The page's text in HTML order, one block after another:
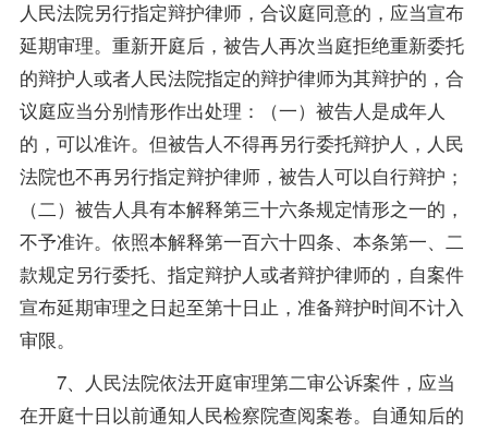
人民法院另行指定辩护律师，合议庭同意的，应当宣布
延期审理。重新开庭后，被告人再次当庭拒绝重新委托
的辩护人或者人民法院指定的辩护律师为其辩护的，合
议庭应当分别情形作出处理：（一）被告人是成年人
的，可以准许。但被告人不得再另行委托辩护人，人民
法院也不再另行指定辩护律师，被告人可以自行辩护；
（二）被告人具有本解释第三十六条规定情形之一的，
不予准许。依照本解释第一百六十四条、本条第一、二
款规定另行委托、指定辩护人或者辩护律师的，自案件
宣布延期审理之日起至第十日止，准备辩护时间不计入
审限。
7、人民法院依法开庭审理第二审公诉案件，应当
在开庭十日以前通知人民检察院查阅案卷。自通知后的